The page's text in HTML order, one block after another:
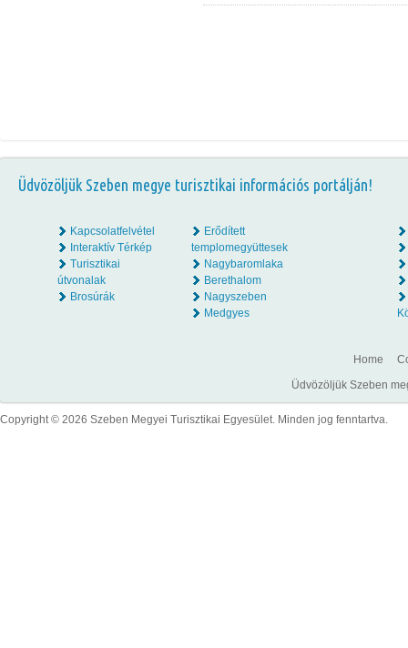
Üdvözöljük Szeben megye turisztikai információs portálján!
Kapcsolatfelvétel
Interaktív Térkép
Turisztikai
útvonalak
Brosúrák
Erődített
templomegyüttesek
Nagybaromlaka
Berethalom
Nagyszeben
Medgyes
Home
Üdvözöljük Szeben
Copyright © 2026 Szeben Megyei Turisztikai Egyesület. Minden jog fenntartva.